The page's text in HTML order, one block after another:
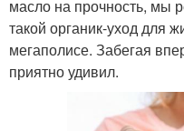
масло на прочность, мы
такой органик-уход для
мегаполисе. Забегая
приятно удивил.